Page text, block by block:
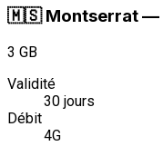
🇲🇸 Montserrat—
3 GB
Validité
30 jours
Débit
4G